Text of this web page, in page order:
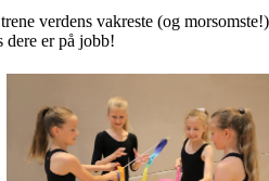
verdens vakreste (og morsomste!)
dere er på jobb!